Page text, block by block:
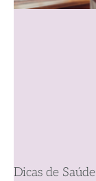
Dicas de Saúde